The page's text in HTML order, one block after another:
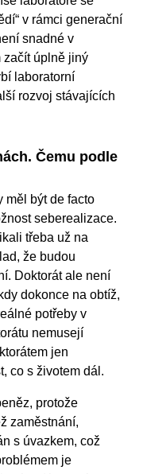
v rámci generační
snadné v
začít úplně jiný
laboratorní
rozvoj stávajících
Čemu podle
měl být de facto
seberealizace.
třeba už na
že budou
Doktorát ale není
dokonce na obtíž,
potřeby v
nemusejí
jen
co s životem dál.
protože
zaměstnání,
s úvazkem, což
je